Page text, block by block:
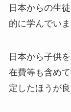
日本からの生
的に学んでいま
日本から子供
在費等も含め
定したほうが